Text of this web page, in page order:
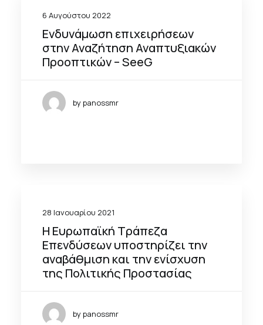
6 Αυγούστου 2022
Ενδυνάμωση επιχειρήσεων
στην Αναζήτηση Αναπτυξιακών
Προοπτικών – SeeG
by panossmr
28 Ιανουαρίου 2021
Η Ευρωπαϊκή Τράπεζα
Επενδύσεων υποστηρίζει την
αναβάθμιση και την ενίσχυση
της Πολιτικής Προστασίας
by panossmr